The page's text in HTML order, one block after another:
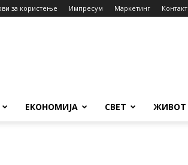
за користење Импресум Маркетинг Контакт
ЕКОНОМИЈА СВЕТ ЖИВОТ